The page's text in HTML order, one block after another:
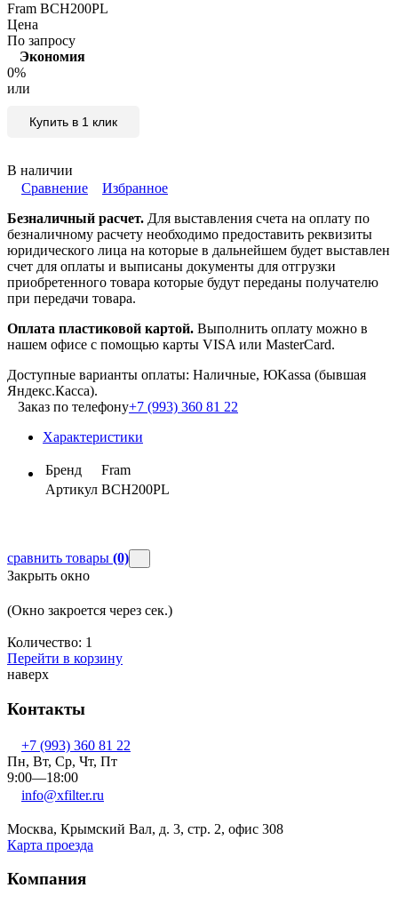
Fram BCH200PL
Цена
По запросу
Экономия
0%
или
Купить в 1 клик
В наличии
Сравнение
Избранное
Безналичный расчет. Для выставления счета на оплату по
безналичному расчету необходимо предоставить реквизиты
юридического лица на которые в дальнейшем будет выставлен
счет для оплаты и выписаны документы для отгрузки
приобретенного товара которые будут переданы получателю
при передачи товара.
Оплата пластиковой картой. Выполнить оплату можно в
нашем офисе с помощью карты VISA или MasterCard.
Доступные варианты оплаты: Наличные, ЮKassa (бывшая
Яндекс.Касса).
Заказ по телефону+7 (993) 360 81 22
Характеристики
Бренд
Fram
Артикул BCH200PL
сравнить товары (0)
Закрыть окно
(Окно закроется через сек.)
Количество: 1
Перейти в корзину
наверх
Контакты
+7 (993) 360 81 22
Пн, Вт, Ср, Чт, Пт
9:00—18:00
info@xfilter.ru
Москва, Крымский Вал, д. 3, стр. 2, офис 308
Карта проезда
Компания